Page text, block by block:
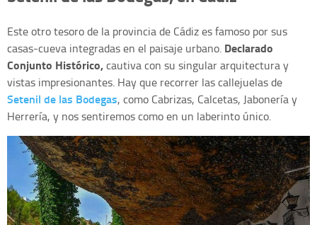
Este otro tesoro de la provincia de Cádiz es famoso por sus
casas-cueva integradas en el paisaje urbano. Declarado
Conjunto Histórico,cautiva con su singular arquitectura y
vistas impresionantes. Hay que recorrer las callejuelas de
Setenil de las Bodegas, como Cabrizas, Calcetas, Jabonería y
Herrería, y nos sentiremos como en un laberinto único.